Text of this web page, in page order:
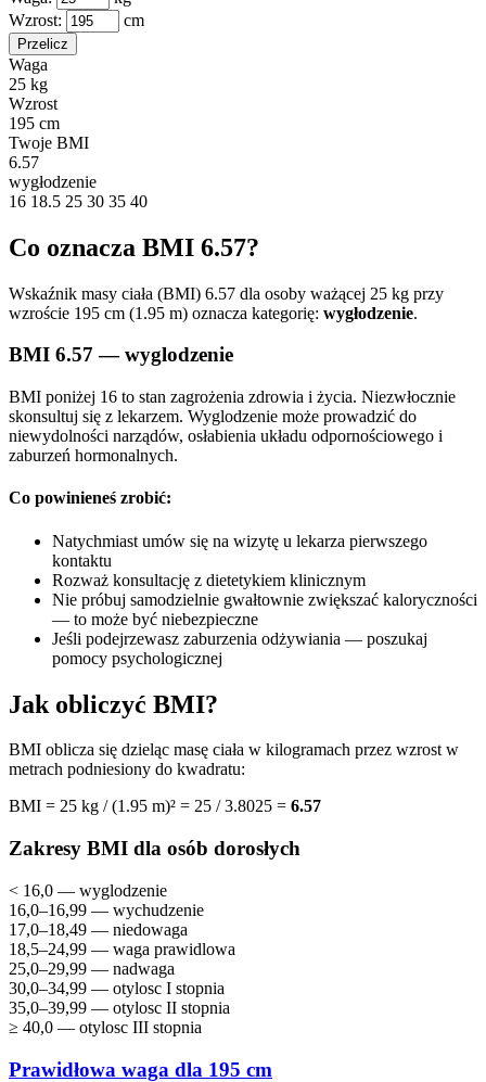
Wzrost:
cm
Przelicz
Waga
25 kg
Wzrost
195 cm
Twoje BMI
6.57
wygłodzenie
16 18.5 25 30 35 40
Co oznacza BMI 6.57?
Wskaźnik masy ciała (BMI) 6.57 dla osoby ważącej 25 kg przy
wzroście 195 cm (1.95 m) oznacza kategorię: wygłodzenie.
BMI 6.57 — wyglodzenie
BMI poniżej 16 to stan zagrożenia zdrowia i życia. Niezwłocznie
skonsultuj się z lekarzem. Wyglodzenie może prowadzić do
niewydolności narządów, osłabienia układu odpornościowego i
zaburzeń hormonalnych.
Co powinieneś zrobić:
Natychmiast umów się na wizytę u lekarza pierwszego
kontaktu
Rozważ konsultację z dietetykiem klinicznym
Nie próbuj samodzielnie gwałtownie zwiększać kaloryczności
— to może być niebezpieczne
Jeśli podejrzewasz zaburzenia odżywiania — poszukaj
pomocy psychologicznej
Jak obliczyć BMI?
BMI oblicza się dzieląc masę ciała w kilogramach przez wzrost w
metrach podniesiony do kwadratu:
BMI = 25 kg / (1.95 m)² = 25 / 3.8025 = 6.57
Zakresy BMI dla osób dorosłych
< 16,0 — wyglodzenie
16,0–16,99 — wychudzenie
17,0–18,49 — niedowaga
18,5–24,99 — waga prawidlowa
25,0–29,99 — nadwaga
30,0–34,99 — otylosc I stopnia
35,0–39,99 — otylosc II stopnia
≥ 40,0 — otylosc III stopnia
Prawidłowa waga dla 195 cm